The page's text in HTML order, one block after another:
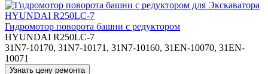
Гидромотор поворота башни с редуктором
HYUNDAI R250LC-7
31N7-10170, 31N7-10171, 31N7-10160, 31EN-10070, 31EN-
10071